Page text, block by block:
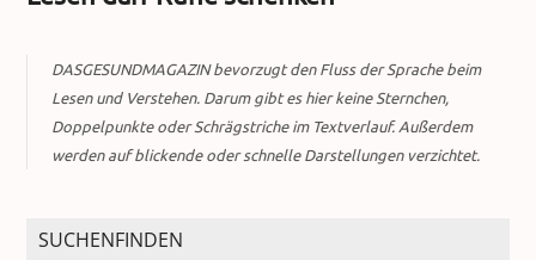
DASGESUNDMAGAZIN bevorzugt den Fluss der Sprache beim
Lesen und Verstehen. Darum gibt es hier keine Sternchen,
Doppelpunkte oder Schrägstriche im Textverlauf. Außerdem
werden auf blickende oder schnelle Darstellungen verzichtet.
SUCHENFINDEN